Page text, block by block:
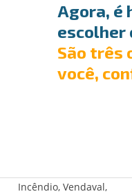
Agora, é
escolher
São três
você,
Incêndio, Vendaval,